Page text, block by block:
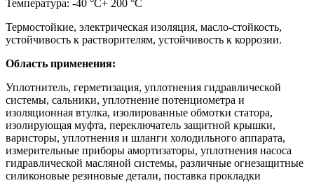
Температура: -40 °C+ 200 °C
Термостойкие, электрическая изоляция, масло-стойкость,
устойчивость к растворителям, устойчивость к коррозии.
Область применения:
Уплотнитель, герметизация, уплотнения гидравлической
системы, сальники, уплотнение потенциометра и
изоляционная втулка, изолированные обмотки статора,
изолирующая муфта, переключатель защитной крышки,
варисторы, уплотнения и шланги холодильного аппарата,
измерительные приборы амортизаторы, уплотнения насоса
гидравлической масляной системы, различные огнезащитные
силиконовые резиновые детали, поставка прокладки